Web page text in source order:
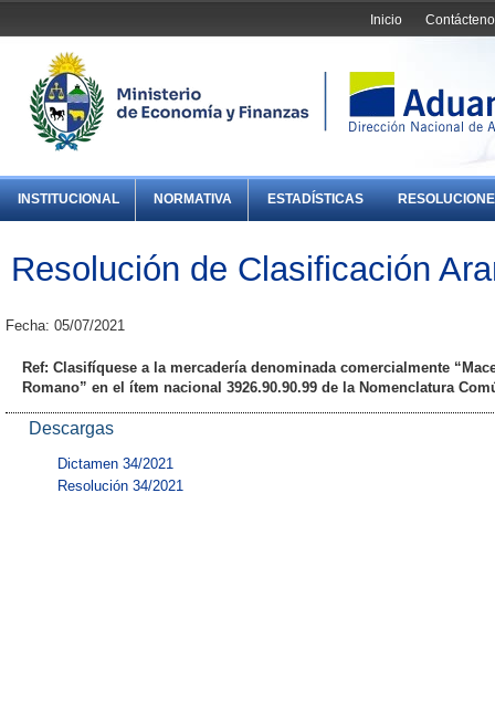
Inicio
INSTITUCIONAL NORMATIVA ESTADÍSTICAS
Resolución de Clasificación
Fecha: 05/07/2021
Ref: Clasifíquese a la mercadería denominada comercialmente
Romano” en el ítem nacional 3926.90.90.99 de la Nomenclatura
Descargas
Dictamen 34/2021
Resolución 34/2021